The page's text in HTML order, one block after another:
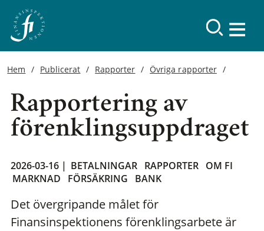
Hem Publicerat Rapporter Övriga rapporter
Rapportering av
förenklingsuppdraget
2026-03-16 | BETALNINGAR RAPPORTER OM FI
MARKNAD
FÖRSÄKRING BANK
Det övergripande målet för
Finansinspektionens förenklingsarbete är